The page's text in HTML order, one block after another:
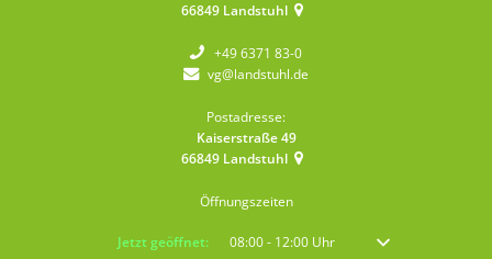
66849 Landstuhl
+49 6371 83-0
vg@landstuhl.de
Postadresse:
Kaiserstraße 49
66849 Landstuhl
Öffnungszeiten
Klicken, um weitere Öffnungs- oder Schließzeiten auszublenden
Jetzt geöffnet: 08:00- 12:00Uhr Von 08:00 bis 12:00